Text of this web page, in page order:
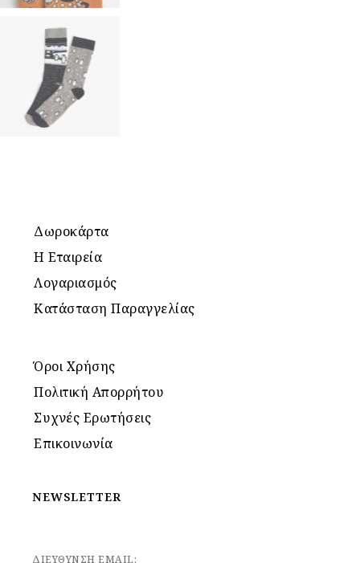
Δωροκάρτα
Η Εταιρεία
Λογαριασμός
Κατάσταση Παραγγελίας
Όροι Χρήσης
Πολιτική Απορρήτου
Συχνές Ερωτήσεις
Επικοινωνία
NEWSLETTER
ΔΙΕΥΘΥΝΣΗ EMAIL: